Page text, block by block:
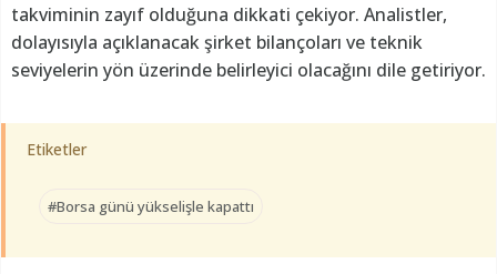
takviminin zayıf olduğuna dikkati çekiyor. Analistler,
dolayısıyla açıklanacak şirket bilançoları ve teknik
seviyelerin yön üzerinde belirleyici olacağını dile getiriyor.
Etiketler
#Borsa günü yükselişle kapattı